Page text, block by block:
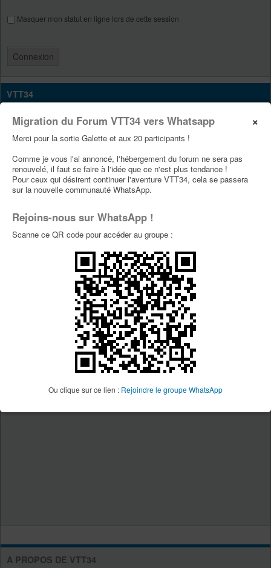
×
Migration du Forum VTT34 vers Whatsapp
Merci pour la sortie Galette et aux 20 participants !
Comme je vous l'ai annoncé, l'hébergement du forum ne sera pas
renouvelé, il faut se faire à l'idée que ce n'est plus tendance !
Pour ceux qui désirent continuer l'aventure VTT34, cela se passera
sur la nouvelle communauté WhatsApp.
Rejoins-nous sur WhatsApp !
Scanne ce QR code pour accéder au groupe :
Ou clique sur ce lien : Rejoindre le groupe WhatsApp
Masquer mon statut en ligne lors de cette session
VTT34
Site Vtt34
Page Facebook Vtt34
PUBLICITÉS
A PROPOS DE VTT34